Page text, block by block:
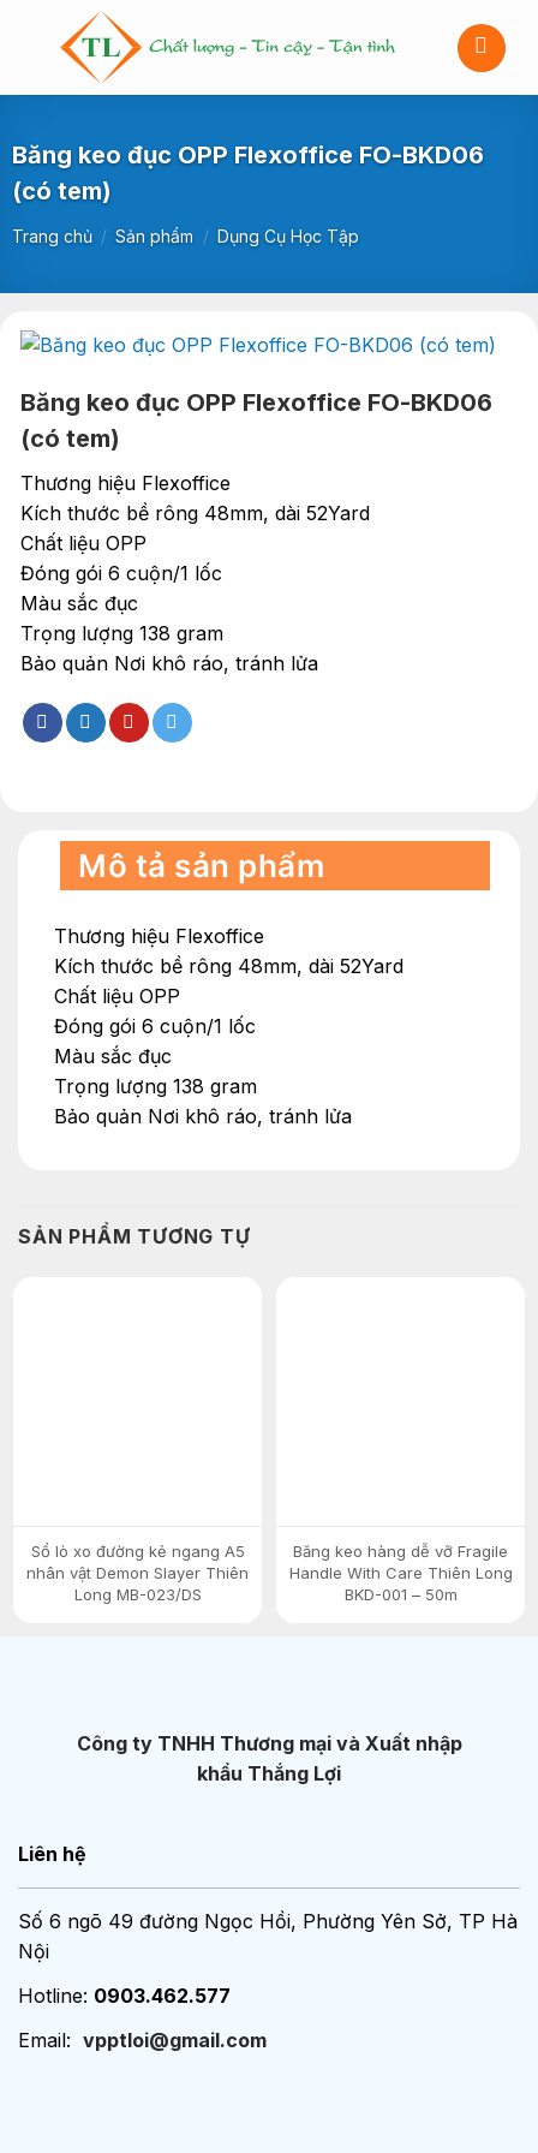
Băng keo đục OPP Flexoffice FO-BKD06
(có tem)
Trang chủ / Sản phẩm / Dụng Cụ Học Tập
Băng keo đục OPP Flexoffice FO-BKD06
(có tem)
Thương hiệu Flexoffice
Kích thước bề rông 48mm, dài 52Yard
Chất liệu OPP
Đóng gói 6 cuộn/1 lốc
Màu sắc đục
Trọng lượng 138 gram
Bảo quản Nơi khô ráo, tránh lửa
Mô tả sản phẩm
Thương hiệu Flexoffice
Kích thước bề rông 48mm, dài 52Yard
Chất liệu OPP
Đóng gói 6 cuộn/1 lốc
Màu sắc đục
Trọng lượng 138 gram
Bảo quản Nơi khô ráo, tránh lửa
SẢN PHẨM TƯƠNG TỰ
Sổ lò xo đường kẻ ngang A5
nhân vật Demon Slayer Thiên
Long MB-023/DS
Băng keo hàng dễ vỡ Fragile
Handle With Care Thiên Long
BKD-001 – 50m
Công ty TNHH Thương mại và Xuất nhập
khẩu Thắng Lợi
Liên hệ
Số 6 ngõ 49 đường Ngọc Hồi, Phường Yên Sở, TP Hà
Nội
Hotline: 0903.462.577
Email: vpptloi@gmail.com